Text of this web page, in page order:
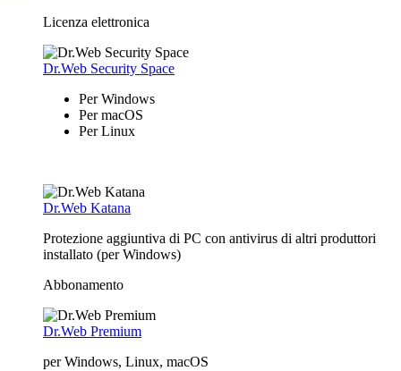
Licenza elettronica
Dr.Web Security Space
Per Windows
Per macOS
Per Linux
Dr.Web Katana
Protezione aggiuntiva di PC con antivirus di altri produttori
installato (per Windows)
Abbonamento
Dr.Web Premium
per Windows, Linux, macOS